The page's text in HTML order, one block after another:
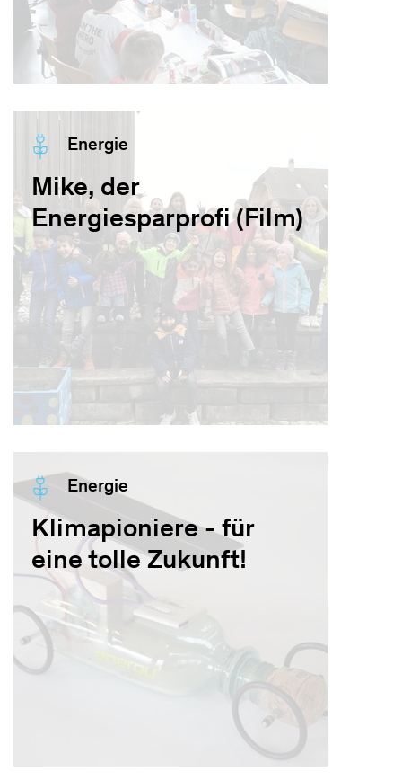
Energie
Mike, der
Energiesparprofi (Film)
Energie
Klimapioniere - für
eine tolle Zukunft!